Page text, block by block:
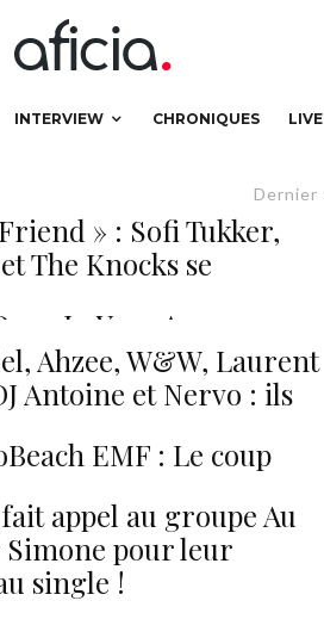
INTERVIEW CHRONIQUES LIVE
Dernier
» : Sofi Tukker,
The Knocks se
– « In Your Arms »
Ahzee, W&W, Laurent
Antoine et Nervo : ils
EMF : Le coup
appel au groupe Au
Simone pour leur
single !